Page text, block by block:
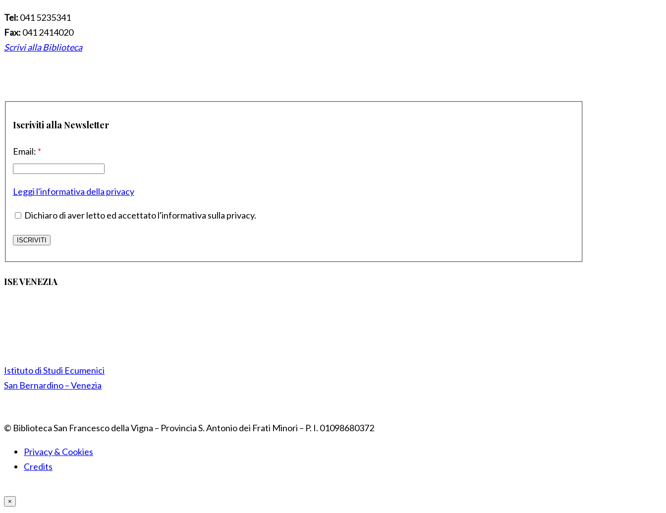
Tel: 041 5235341
Fax: 041 2414020
Scrivi alla Biblioteca
Iscriviti alla Newsletter
Email: *
Leggi l'informativa della privacy
Dichiaro di aver letto ed accettato l'informativa sulla privacy.
ISE VENEZIA
Istituto di Studi Ecumenici
San Bernardino – Venezia
© Biblioteca San Francesco della Vigna – Provincia S. Antonio dei Frati Minori – P. I. 01098680372
Privacy & Cookies
Credits
×